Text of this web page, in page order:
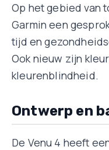
Op het gebied van
Garmin een
tijd en
Ook nieuw zijn
kleurenblindheid.
Ontwerp en
De Venu 4 heeft